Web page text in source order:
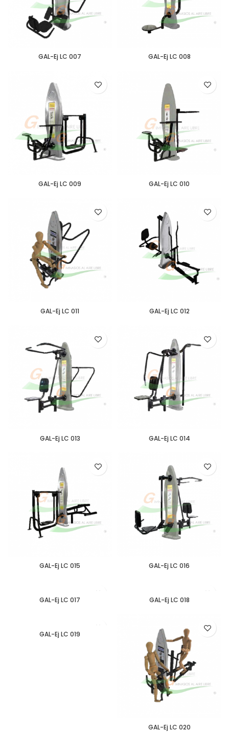
GAL-Ej LC 007 GAL-Ej LC 008
GAL-Ej LC 009 GAL-Ej LC 010
GAL-Ej LC 011 GAL-Ej LC 012
GAL-Ej LC 013 GAL-Ej LC 014
GAL-Ej LC 015 GAL-Ej LC 016
GAL-Ej LC 017 GAL-Ej LC 018
GAL-Ej LC 019
GAL-Ej LC 020